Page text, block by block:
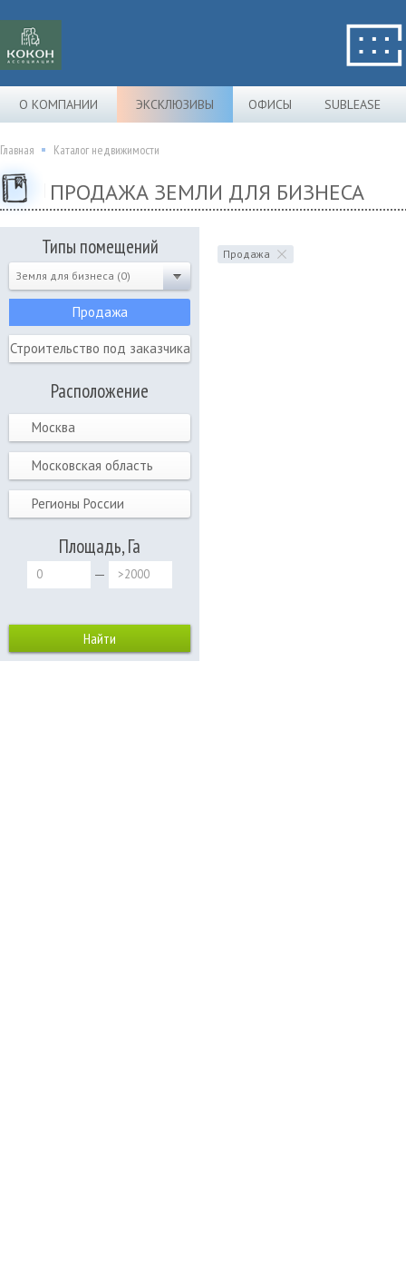
О КОМПАНИИ ЭКСКЛЮЗИВЫ ОФИСЫ SUBLEASE
Главная Каталог недвижимости
ПРОДАЖА ЗЕМЛИ ДЛЯ БИЗНЕСА
Типы помещений
Земля для бизнеса (0)
Продажа
Строительство под заказчика
Расположение
Москва
Московская область
Регионы России
Площадь, Га
Продажа